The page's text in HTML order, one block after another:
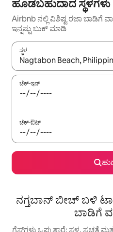
ಹೂಡಬಹುದಾದ ಸ್ಥಳಗಳು
Airbnb ನಲ್ಲಿ ವಿಶಿಷ್ಟ ರಜಾ ಬಾಡಿಗೆ
ಇನ್ನಷ್ಟು ಬುಕ್ ಮಾಡಿ
ಸ್ಥಳ
ಫಲಿತಾಂಶಗಳು ಲಭ್ಯವಿರುವಾಗ, ಅಪ್
ಚೆಕ್-ಇನ್
ಚೆಕ್-ಔಟ್
ನಗ್ತಬಾನ್ ಬೀಚ್ ಬಳಿ
ಬಾಡಿಗೆ
ಗೆಸ್ಟ್‌ಗಳು ಒಪ್ಪುತ್ತಾರೆ: ಸ್ಥಳ, ಸ್ವಚ್ಛತೆ